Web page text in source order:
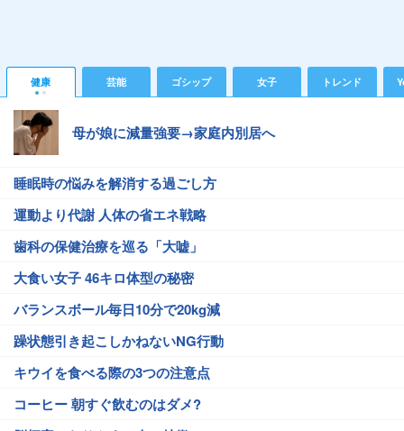
健康 芸能 ゴシップ 女子 トレンド
母が娘に減量強要→家庭内別居へ
睡眠時の悩みを解消する過ごし方
運動より代謝 人体の省エネ戦略
歯科の保健治療を巡る「大嘘」
大食い女子 46キロ体型の秘密
バランスボール毎日10分で20kg減
躁状態引き起こしかねないNG行動
キウイを食べる際の3つの注意点
コーヒー 朝すぐ飲むのはダメ?